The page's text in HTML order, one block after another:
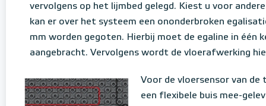
vervolgens op het lijmbed gelegd. Kiest u voor
kan er over het systeem een ononderbroken
mm worden gegoten. Hierbij moet de egaline in één
aangebracht. Vervolgens wordt de vloerafwerking
Voor de vloersensor van
een flexibele buis mee-